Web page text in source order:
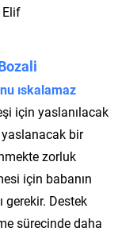
Elif
ıskalamaz
için yaslanılacak
bir
zorluk
için babanın
Destek
sürecinde daha